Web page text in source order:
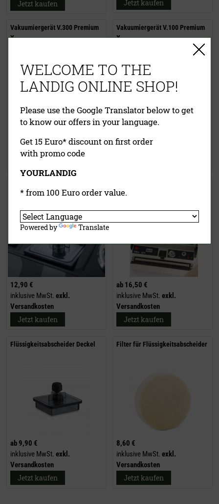
Jetzt kaufen Jetzt kaufen
Vakuumiergerät V.300 Premium
X
449,00 €
inklusive MwSt.
exkl.
Versandkosten
Jetzt kaufen
Vakuumiergerät V.100 Premium
X
319,00 €
inklusive MwSt.
(für ein sanftes Vakuum)
12,90 €
inklusive MwSt. exkl.
Versandkosten
Jetzt kaufen
ab 16,50 €
inklusive MwSt. exkl.
Versandkosten
Jetzt kaufen
Flüssigkeitsabscheider Deckel
ab 9,90 €
inklusive MwSt. exkl.
Versandkosten
Jetzt kaufen
Filter für Flüssigkeitsabscheider
8,60 €
inklusive MwSt. exkl.
Versandkosten
Jetzt kaufen
WELCOME TO THE
LANDIG ONLINE SHOP!
Please use the Google Translator below to get
to know our offers in your language.
Get 15 Euro* discount on first order
with promo code
YOURLANDIG
* from 100 Euro order value.
Powered by Translate